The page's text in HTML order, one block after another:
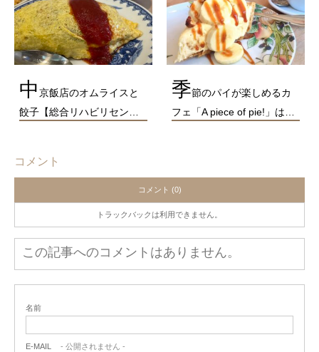
中京飯店のオムライスと
餃子【総合リハビリセン…
季節のパイが楽しめるカ
フェ「A piece of pie!」は…
コメント
コメント (0)
トラックバックは利用できません。
この記事へのコメントはありません。
名前
E-MAIL - 公開されません -